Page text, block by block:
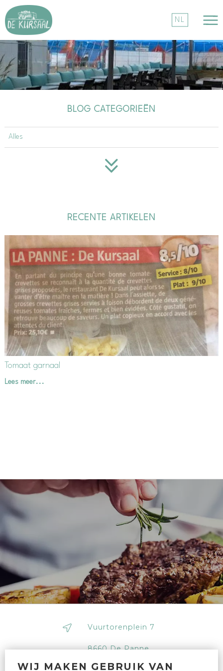
WIJ MAKEN GEBRUIK VAN
BLOG CATEGORIEËN
Alles
RECENTE ARTIKELEN
Tomaat garnaal
Lees meer...
Vuurtorenplein 7
8660 De Panne